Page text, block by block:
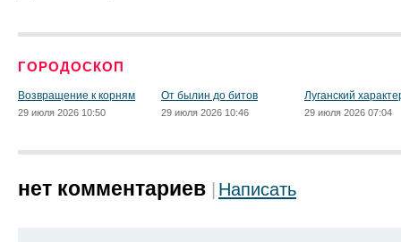
ГОРОДОСКОП
Возвращение к корням
29 июля 2026 10:50
От былин до битов
29 июля 2026 10:46
Луганский
29 июля 2026 07:04
нет комментариев Написать